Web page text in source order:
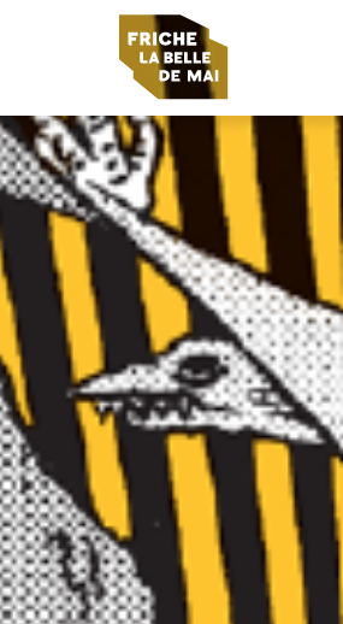
Panneau de gestion des cookies